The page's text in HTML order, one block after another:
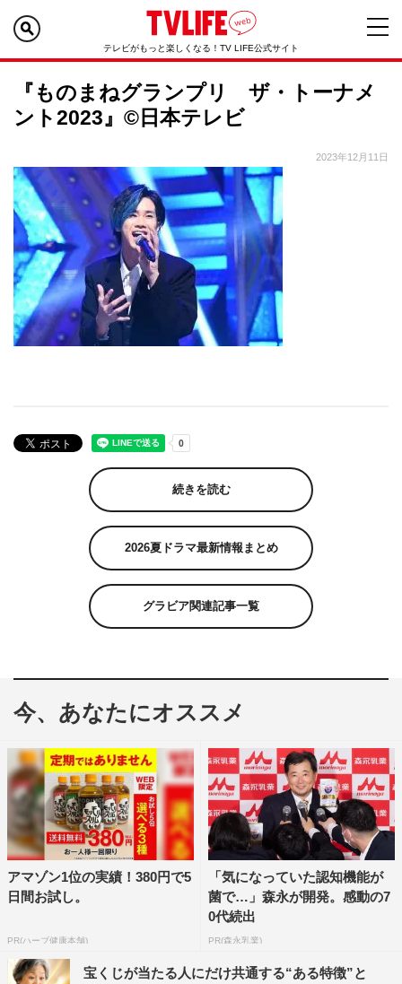
テレビがもっと楽しくなる！TV LIFE公式サイト
『ものまねグランプリ ザ・トーナメ
ント2023』©日本テレビ
2023年12月11日
続きを読む
2026夏ドラマ最新情報まとめ
グラビア関連記事一覧
今、あなたにオススメ
アマゾン1位の実績！380円で5
日間お試し。
PR(ハーブ健康本舗)
「気になっていた認知機能が
菌で…」森永が開発。感動の7
0代続出
PR(森永乳業)
宝くじが当たる人にだけ共通する“ある特徴”と